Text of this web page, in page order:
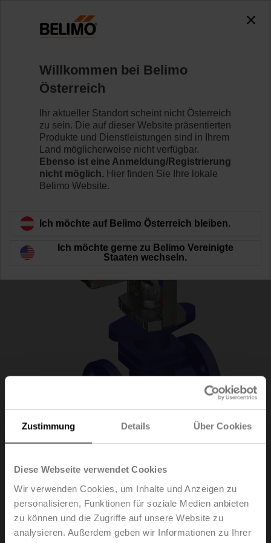
Zustimmung Details Über Cookies
Diese Webseite verwendet Cookies
Wir verwenden Cookies, um Inhalte und Anzeigen zu
personalisieren, Funktionen für soziale Medien anbieten
zu können und die Zugriffe auf unsere Website zu
analysieren. Außerdem geben wir Informationen zu Ihrer
H6032X10-S2+NVC24A-MP-TPC
Mehr erfahren
Zurück zur Produktkategorie
H6032X10-
S2+NVC24A-MP-TPC
Willkommen bei Belimo
Österreich
Ihr aktueller Standort scheint nicht Österreich
zu sein. Die auf dieser Website präsentierten
Produkte und Dienstleistungen sind in Ihrem
Land möglicherweise nicht verfügbar.
Ebenso ist eine Anmeldung/Registrierung
nicht möglich. Hier finden Sie Ihre lokale
Belimo Website.
Ich möchte auf Belimo Österreich bleiben.
Ich möchte gerne zu Belimo Vereinigte
Staaten wechseln.